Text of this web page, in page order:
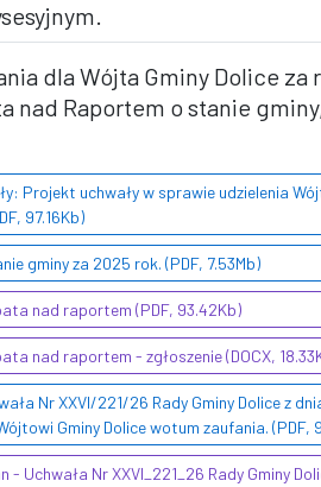
dla Wójta Gminy Dolice
nad Raportem o stanie
Projekt uchwały w sprawie udzielenia
97.16Kb)
gminy za 2025 rok. (PDF, 7.53Mb)
nad raportem (PDF, 93.42Kb)
nad raportem - zgłoszenie (DOCX,
Nr XXVI/221/26 Rady Gminy Dolice z
Gminy Dolice wotum zaufania. (PDF,
- Uchwała Nr XXVI_221_26 Rady Gminy